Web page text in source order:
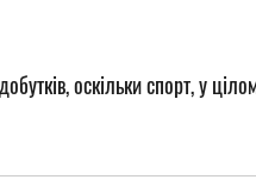
оскільки спорт, у